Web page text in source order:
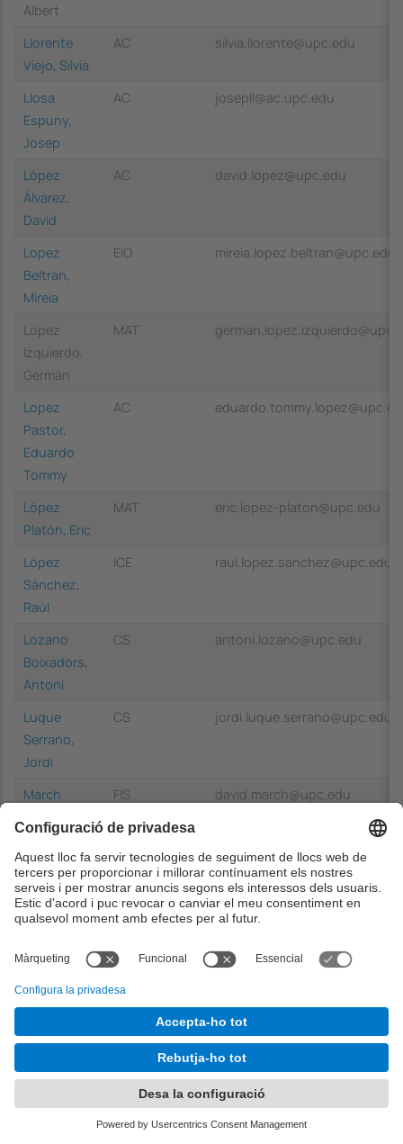
Albert
Llorente
Viejo, Silvia
AC silvia.llorente@upc.edu
Llosa
Espuny,
Josep
AC josepll@ac.upc.edu
López
Álvarez,
David
AC david.lopez@upc.edu
Lopez
Beltran,
Mireia
EIO mireia.lopez.beltran@upc.edu
Lopez
Izquierdo,
Germán
MAT
Lopez
Pastor,
Eduardo
Tommy
AC
López
Platón, Eric
MAT eric.lopez-platon@upc.edu
López
Sánchez,
Raúl
ICE raul.lopez.sanchez@upc.edu
Lozano
Boixadors,
Antoni
CS antoni.lozano@upc.edu
Luque
Serrano,
Jordi
CS jordi.luque.serrano@upc.edu
March
FIS david.march@upc.edu
Marco Sola,
Santiago
CS santiago.marco@upc.edu
Màrquez
Villodre,
Lluís
CS lluism@cs.upc.edu
Marti Farre,
Jaume
Martí
Jordi
FIS jordi.marti@upc.edu
Martin
ESSI carme.martin@upc.edu